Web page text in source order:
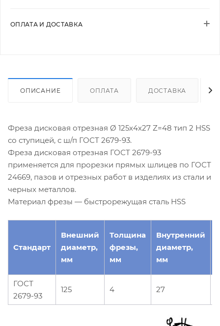
ОПЛАТА И ДОСТАВКА
ОПИСАНИЕ ОПЛАТА ДОСТАВКА
Фреза дисковая отрезная Ø 125х4х27 Z=48 тип 2 HSS
со ступицей, с ш/п ГОСТ 2679-93.
Фреза дисковая отрезная ГОСТ 2679-93
применяется для прорезки прямых шлицев по ГОСТ
24669, пазов и отрезных работ в изделиях из стали и
черных металлов.
Материал фрезы — быстрорежущая сталь HSS
Стандарт
Внешний
диаметр,
мм
Толщина
фрезы,
мм
Внутренний
диаметр,
мм
ГОСТ
2679-93
125 4 27